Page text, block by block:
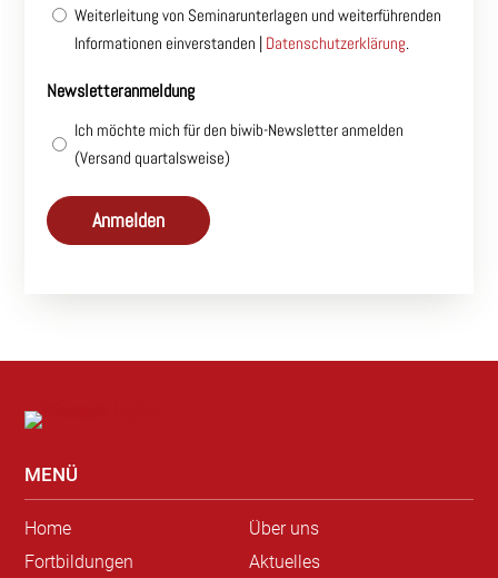
Weiterleitung von Seminarunterlagen und weiterführenden
Informationen einverstanden | Datenschutzerklärung.
Newsletteranmeldung
Ich möchte mich für den biwib-Newsletter anmelden
(Versand quartalsweise)
MENÜ
Home
Fortbildungen
Über uns
Aktuelles